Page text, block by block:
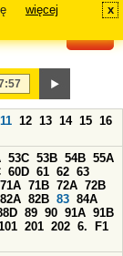
więcej x
11 12 13 14 15 16
53C 53B 54B 55A
60D 61 62 63
71A 71B 72A 72B
82A 82B 83 84A
89 90 91A 91B
201 202 6.
F1